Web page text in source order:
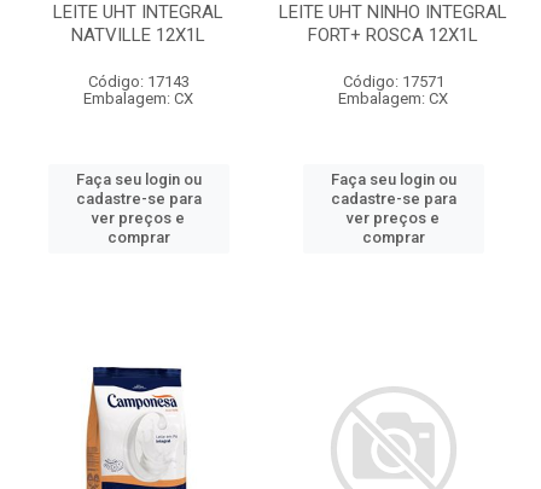
LEITE UHT INTEGRAL
NATVILLE 12X1L
Código: 17143
Embalagem: CX
Faça seu login ou
cadastre-se para
ver preços e
comprar
LEITE UHT NINHO INTEGRAL
FORT+ ROSCA 12X1L
Código: 17571
Embalagem: CX
Faça seu login ou
cadastre-se para
ver preços e
comprar